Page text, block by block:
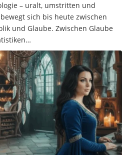
– uralt, umstritten und
sich bis heute zwischen
Zwischen Glaube
Statistiken…